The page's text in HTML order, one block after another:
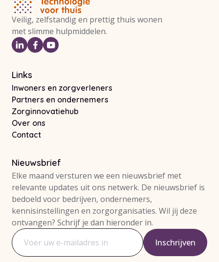
Veilig, zelfstandig en prettig thuis wonen
met slimme hulpmiddelen.
Links
Inwoners en zorgverleners
Partners en ondernemers
Zorginnovatiehub
Over ons
Contact
Nieuwsbrief
Elke maand versturen we een nieuwsbrief met
relevante updates uit ons netwerk. De nieuwsbrief is
bedoeld voor bedrijven, ondernemers,
kennisinstellingen en zorgorganisaties. Wil jij deze
ontvangen? Schrijf je dan hieronder in.
E-mailadres Inschrijven